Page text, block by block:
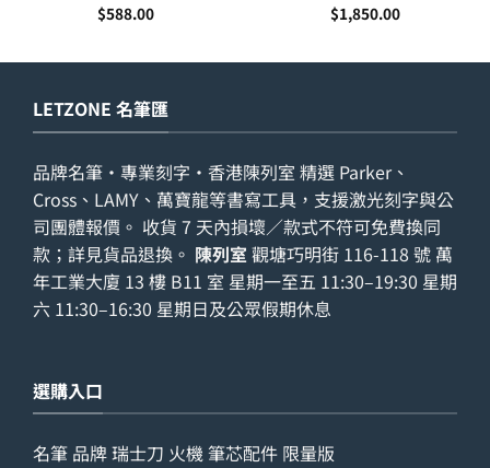
$588.00 $1,850.00
LETZONE 名筆匯
品牌名筆・專業刻字・香港陳列室 精選 Parker、
Cross、LAMY、萬寶龍等書寫工具，支援激光刻字與公
司團體報價。 收貨 7 天內損壞／款式不符可免費換同
款；詳見貨品退換 。 陳列室 觀塘巧明街 116-118 號 萬
年工業大廈 13 樓 B11 室 星期一至五 11:30–19:30 星期
六 11:30–16:30 星期日及公眾假期休息
選購入口
名筆 品牌瑞士刀 火機筆芯配件 限量版